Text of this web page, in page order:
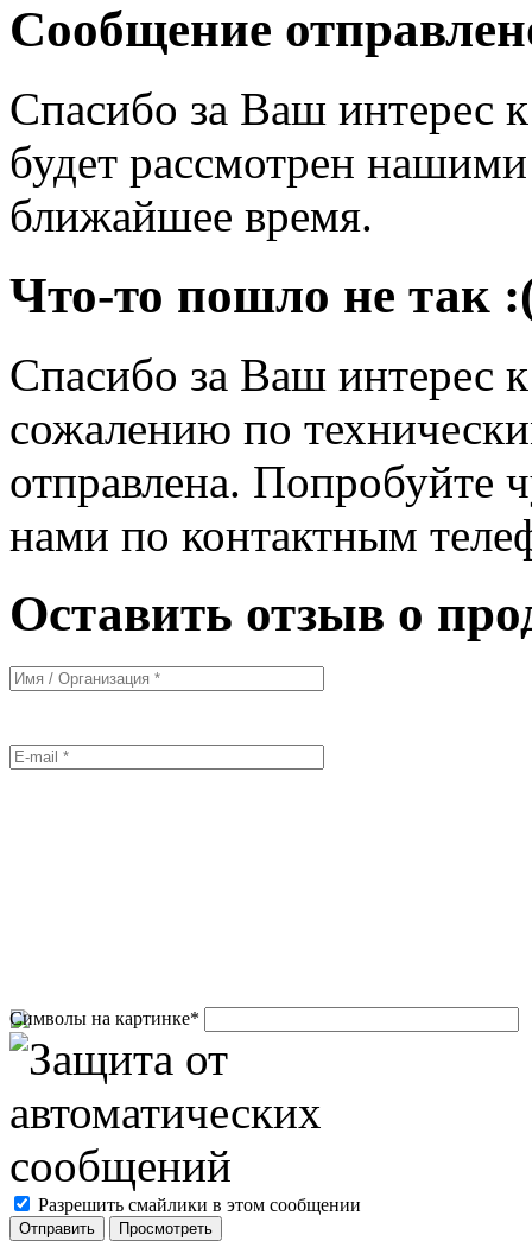
Сообщение
Спасибо за Ваш интерес
будет рассмотрен
ближайшее время.
Что-то пошло не так
Спасибо за Ваш интерес
сожалению по
отправлена. Попробуйте
нами по контактным
Оставить отзыв о
Символы на картинке*
Разрешить смайлики в этом сообщении